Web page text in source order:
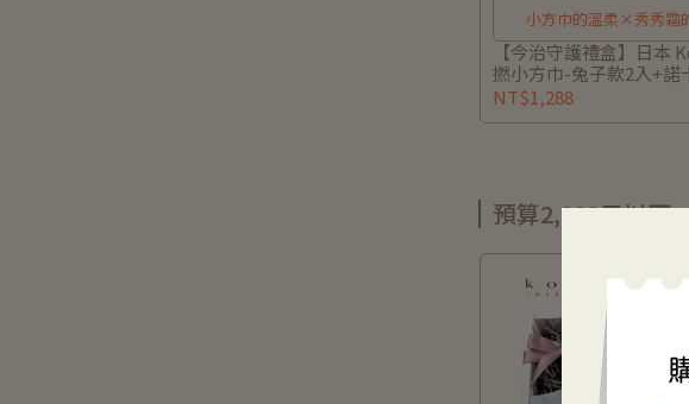
小方巾的溫柔×秀秀霜
【今治守護禮盒】日本
撚小方巾-兔子款2入+諾
秀霜40g (附小卡和提袋)
NT$1,288
預算2,000元以下